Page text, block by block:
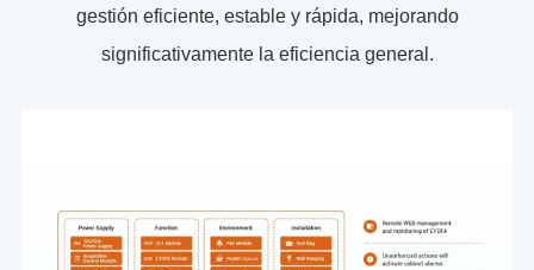
gestión eficiente, estable y rápida, mejorando
significativamente la eficiencia general.